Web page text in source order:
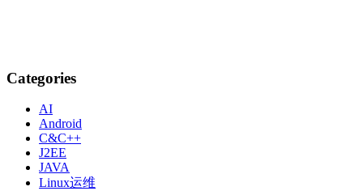
Categories
AI
Android
C&C++
J2EE
JAVA
Linux运维